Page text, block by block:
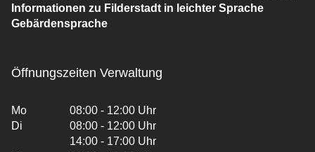
Informationen zu Filderstadt in leichter Sprache
Gebärdensprache
Öffnungszeiten Verwaltung
Mo
08:00 - 12:00 Uhr
Di
08:00 - 12:00 Uhr
14:00 - 17:00 Uhr